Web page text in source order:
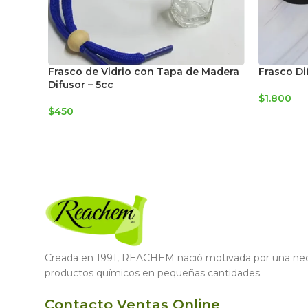
Frasco de Vidrio con Tapa de Madera
Difusor – 5cc
$450
Frasco
$1.800
Creada en 1991, REACHEM nació motivada por una
productos químicos en pequeñas cantidades.
Contacto Ventas Online